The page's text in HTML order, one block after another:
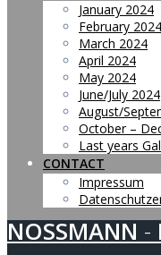
January 2024
February 2024
March 2024
April 2024
May 2024
June/July 2024
August/
October –
Last years
CONTACT
Impressum
NOSSMANN -